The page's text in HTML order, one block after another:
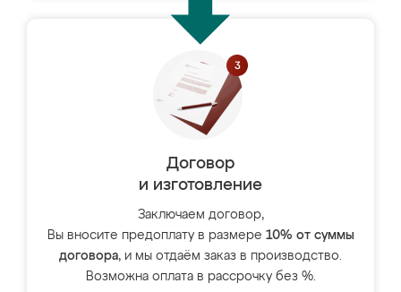
Договор
и изготовление
Заключаем договор,
Вы вносите предоплату в размере 10% от суммы
договора, и мы отдаём заказ в производство.
Возможна оплата в рассрочку без %.